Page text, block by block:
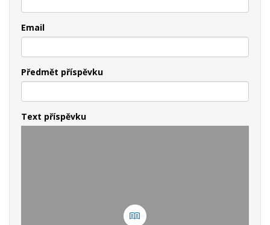
Email
Předmět příspěvku
Text příspěvku